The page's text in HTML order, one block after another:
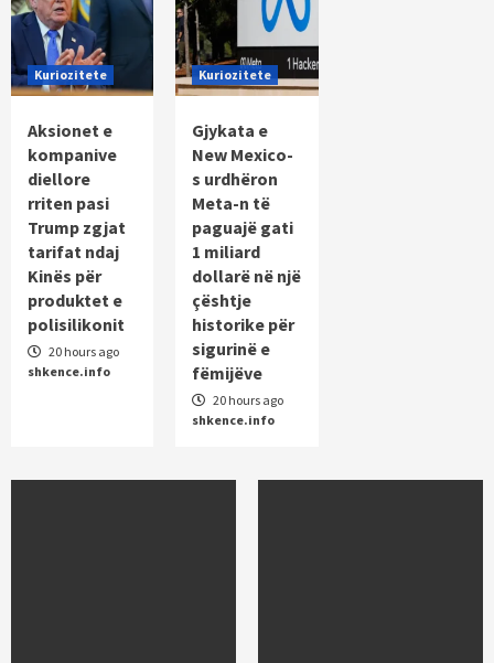
5
Kuriozitete
Gjykata e New Mexico-s urdhëron Meta-n të
paguajë gati 1 miliard dollarë në një çështje
historike për sigurinë e fëmijëve
Kuriozitete
Aksionet e
kompanive
diellore
rriten pasi
Trump zgjat
tarifat ndaj
Kinës për
produktet e
polisilikonit
20 hours ago
shkence.info
Kuriozitete
Gjykata e
New Mexico-
s urdhëron
Meta-n të
paguajë gati
1 miliard
dollarë në një
çështje
historike për
sigurinë e
fëmijëve
20 hours ago
shkence.info